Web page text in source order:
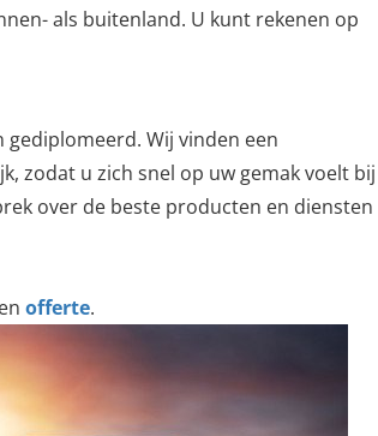
als buitenland. U kunt rekenen op
gediplomeerd. Wij vinden een
zodat u zich snel op uw gemak voelt bij
over de beste producten en diensten
offerte.